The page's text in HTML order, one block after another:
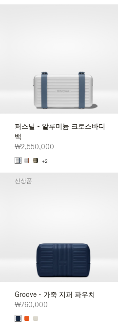
퍼스널 - 알루미늄 크로스바디
백
₩2,550,000
+2
Groove - 가죽 지퍼 파우치
₩760,000
신상품